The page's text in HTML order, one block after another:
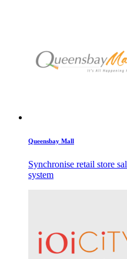
Queensbay Mall
Synchronise retail store
system